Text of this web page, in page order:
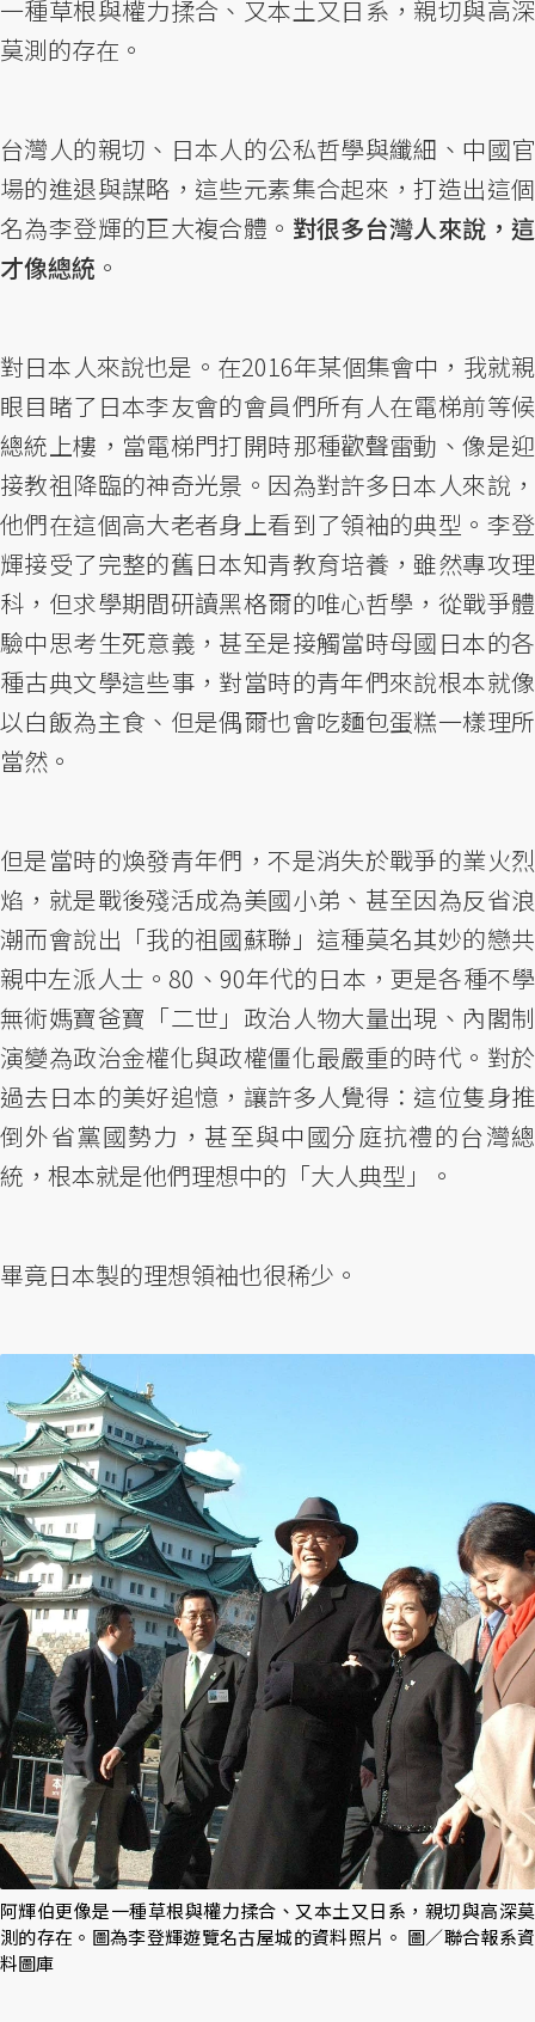
一種草根與權力揉合、又本土又日系，親切與高深
莫測的存在。
台灣人的親切、日本人的公私哲學與纖細、中國官
場的進退與謀略，這些元素集合起來，打造出這個
名為李登輝的巨大複合體。 對很多台灣人來說，這
才像總統 。
對日本人來說也是。在2016年某個集會中，我就親
眼目睹了日本李友會的會員們所有人在電梯前等候
總統上樓，當電梯門打開時那種歡聲雷動、像是迎
接教祖降臨的神奇光景。因為對許多日本人來說，
他們在這個高大老者身上看到了領袖的典型。李登
輝接受了完整的舊日本知青教育培養，雖然專攻理
科，但求學期間研讀黑格爾的唯心哲學，從戰爭體
驗中思考生死意義，甚至是接觸當時母國日本的各
種古典文學這些事，對當時的青年們來說根本就像
以白飯為主食、但是偶爾也會吃麵包蛋糕一樣理所
當然。
但是當時的煥發青年們，不是消失於戰爭的業火烈
焰，就是戰後殘活成為美國小弟、甚至因為反省浪
潮而會說出「我的祖國蘇聯」這種莫名其妙的戀共
親中左派人士。80、90年代的日本，更是各種不學
無術媽寶爸寶「二世」政治人物大量出現、內閣制
演變為政治金權化與政權僵化最嚴重的時代。對於
過去日本的美好追憶，讓許多人覺得：這位隻身推
倒外省黨國勢力，甚至與中國分庭抗禮的台灣總
統，根本就是他們理想中的「大人典型」。
畢竟日本製的理想領袖也很稀少。
阿輝伯更像是一種草根與權力揉合、又本土又日系，親切與高深莫
測的存在。圖為李登輝遊覽名古屋城的資料照片。 圖／聯合報系資
料圖庫